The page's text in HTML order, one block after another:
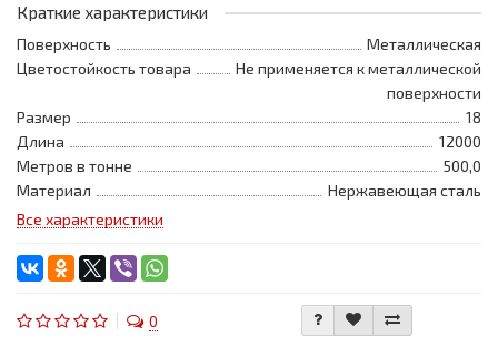
Краткие характеристики
Поверхность
Металлическая
Цветостойкость товара
Не применяется к металлической
поверхности
Размер
18
Длина
12000
Метров в тонне
500,0
Материал
Нержавеющая сталь
Все характеристики
0